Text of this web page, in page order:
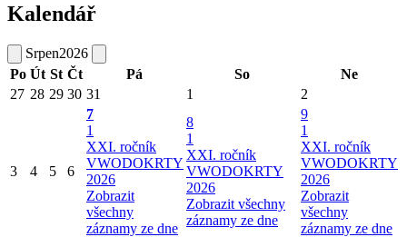
Kalendář
Srpen2026
Po Út St Čt Pá So
Ne
27 28 29 30 31 1 2
3 4 5 6
7
1
XXI. ročník
VWODOKRTY
2026
Zobrazit
všechny
záznamy ze dne
8
1
XXI. ročník
VWODOKRTY
2026
Zobrazit všechny
záznamy ze dne
9
1
XXI. ročník
VWODOKRTY
2026
Zobrazit
všechny
záznamy ze dne